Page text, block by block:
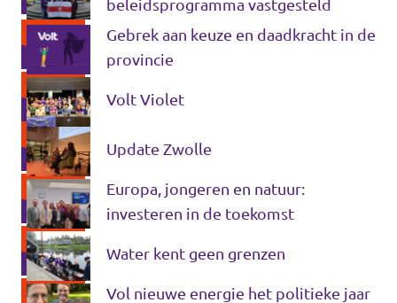
beleidsprogramma vastgesteld
Gebrek aan keuze en daadkracht in de
provincie
Volt Violet
Update Zwolle
Europa, jongeren en natuur:
investeren in de toekomst
Water kent geen grenzen
Vol nieuwe energie het politieke jaar